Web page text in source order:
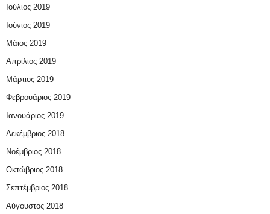
Ιούλιος 2019
Ιούνιος 2019
Μάιος 2019
Απρίλιος 2019
Μάρτιος 2019
Φεβρουάριος 2019
Ιανουάριος 2019
Δεκέμβριος 2018
Νοέμβριος 2018
Οκτώβριος 2018
Σεπτέμβριος 2018
Αύγουστος 2018